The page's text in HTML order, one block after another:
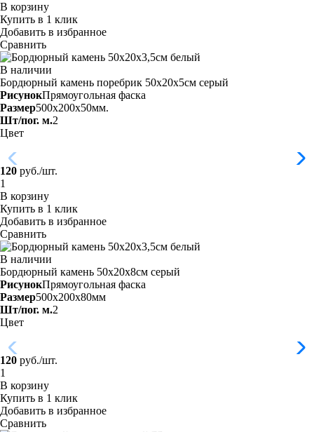
В корзину
Купить в 1 клик
Добавить в избранное
Сравнить
В наличии
Бордюрный камень поребрик 50х20х5см серый
РисунокПрямоугольная фаска
Размер500x200x50мм.
Шт/пог. м.2
Цвет
120 руб./шт.
В корзину
Купить в 1 клик
Добавить в избранное
Сравнить
В наличии
Бордюрный камень 50х20х8см серый
РисунокПрямоугольная фаска
Размер500x200x80мм
Шт/пог. м.2
Цвет
120 руб./шт.
В корзину
Купить в 1 клик
Добавить в избранное
Сравнить